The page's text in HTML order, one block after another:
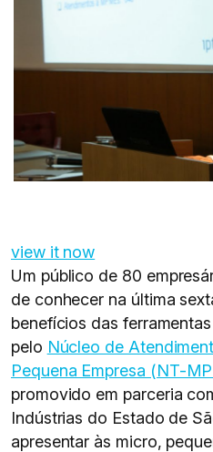
view it now
Um público de 80
de conhecer na última
benefícios das
pelo Núcleo de
Pequena Empresa (NT-
promovido em parceria
Indústrias do Estado de
apresentar às micro,